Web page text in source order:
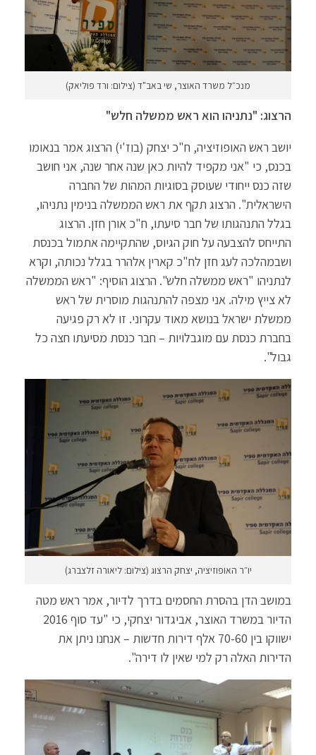
מנכ״ל משרד האוצר, שי באב"ד (צילום: ורד פוליאק)
הרצוג: "נתניהו הוא ראש ממשלה חלש"
יושב ראש האופוזיציה, ח"כ יצחק (בוז'י) הרצוג אמר בנאומו
בכנס, כי "אני מקפיד להיות כאן שנה אחר שנה, אני חושב
שזה כנס ייחודי שעוסק בסוגיות המהות של החברה
הישראלית". הרצוג תקף את ראש הממשלה בנימין נתניהו,
בגלל התנהגותו של חבר סיעתו, ח"כ אורן חזן. הרצוג
התייחס להצבעה על חוק הגיוס, שהתקיימה אתמול בכנסת
ושבמהלכה לעג חזן לח"כ קארין אלהרר בגלל נכותה, וקרא
לנתניהו "ראש ממשלה חלש". הרצוג הוסיף: "ראש הממשלה
לא צייץ מילה. אני מצפה להתנהגות מוסרית של ראש
ממשלת ישראל בנושא מאוד עקרוני. זו לא רק פגיעה
בחברת כנסת עם מוגבלויות – חבר כנסת מסיעתו חצה כל
גבול".
יו״ר האופוזיציה, יצחק הרצוג (צילום: ליאורה זלצברג)
במושב הדן בהסרת החסמים בדרך לדיור, אמר ראש מטה
הדיור במשרד האוצר, אביגדור יצחקי, כי "עד סוף 2016
ישווקו בין 70-60 אלף דירות חדשות – אנחנו ניתן את
הדירות האלה רק למי שאין לו דירה".